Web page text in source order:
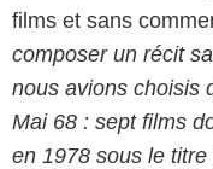
films et sans
composer un récit
nous avions choisis
Mai 68 : sept films
en 1978 sous le